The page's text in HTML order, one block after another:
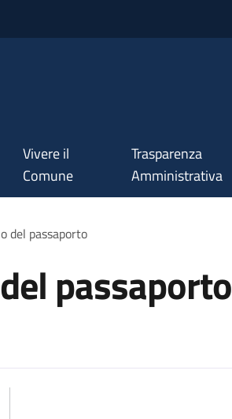
Vivere il
Comune
Trasparenza
Amministrativa
del passaporto
passaporto